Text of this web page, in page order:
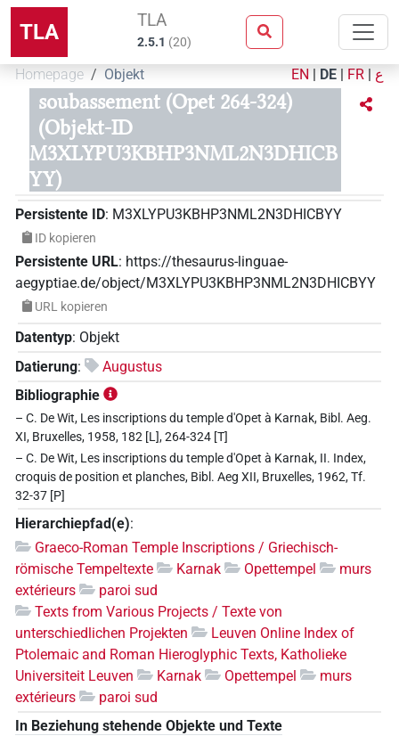
TLA TLA
2.5.1 (20)
Homepage Objekt EN | DE | FR | ع
soubassement (Opet 264-324)
(Objekt-ID
M3XLYPU3KBHP3NML2N3DHICB
YY)
Persistente ID: M3XLYPU3KBHP3NML2N3DHICBYY
ID kopieren
Persistente URL: https://thesaurus-linguae-
aegyptiae.de/object/M3XLYPU3KBHP3NML2N3DHICBYY
URL kopieren
Datentyp: Objekt
Datierung:
Augustus
Bibliographie
– C. De Wit, Les inscriptions du temple d'Opet à Karnak, Bibl. Aeg.
XI, Bruxelles, 1958, 182 [L], 264-324 [T]
– C. De Wit, Les inscriptions du temple d'Opet à Karnak, II. Index,
croquis de position et planches, Bibl. Aeg XII, Bruxelles, 1962, Tf.
32-37 [P]
Hierarchiepfad(e):
Graeco-Roman Temple Inscriptions / Griechisch-
römische Tempeltexte
Karnak Opettempel
murs
extérieurs
paroi sud
Texts from Various Projects / Texte von
unterschiedlichen Projekten
Leuven Online Index of
Ptolemaic and Roman Hieroglyphic Texts, Katholieke
Universiteit Leuven
Karnak Opettempel
murs
extérieurs
paroi sud
In Beziehung stehende Objekte und Texte